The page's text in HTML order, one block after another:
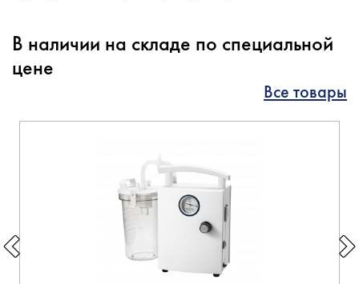
В наличии на складе по специальной
цене
Все товары